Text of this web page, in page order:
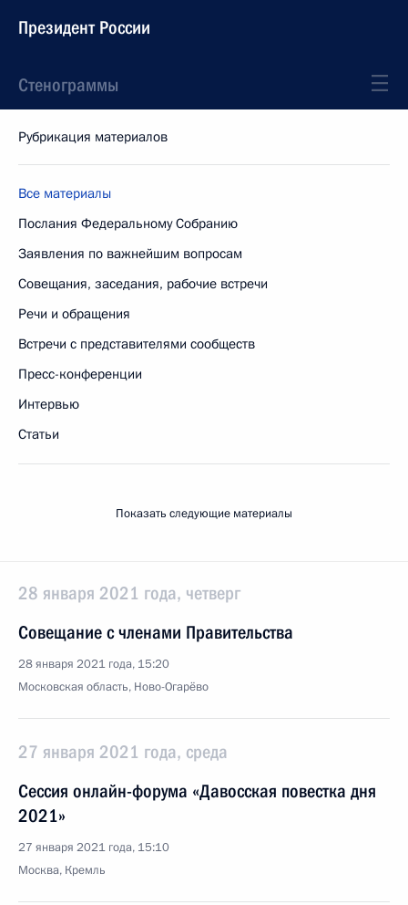
Президент России
Стенограммы
Рубрикация материалов
Все материалы
Послания Федеральному Собранию
Заявления по важнейшим вопросам
Совещания, заседания, рабочие встречи
Речи и обращения
Встречи с представителями сообществ
Пресс-конференции
Интервью
Статьи
Показать следующие материалы
28 января 2021 года, четверг
Совещание с членами Правительства
28 января 2021 года, 15:20
Московская область, Ново-Огарёво
27 января 2021 года, среда
Сессия онлайн-форума «Давосская повестка дня
2021»
27 января 2021 года, 15:10
Москва, Кремль